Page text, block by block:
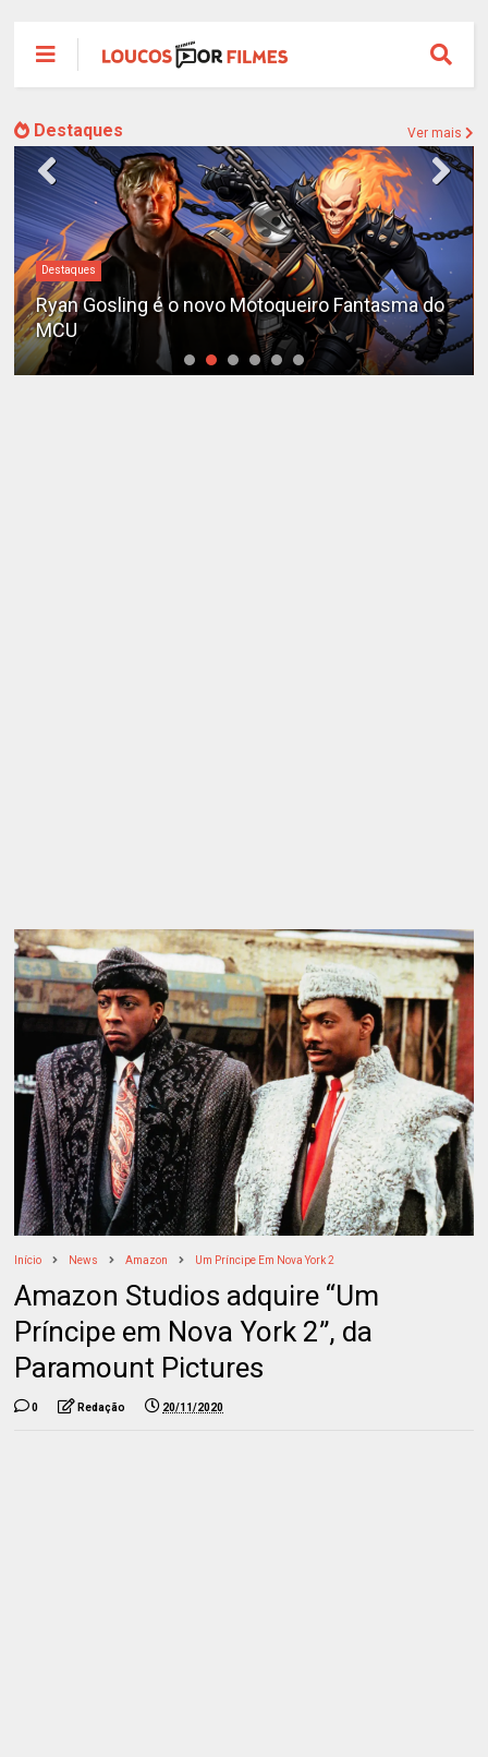
Destaques Ver mais
Destaques
Ryan Gosling é o novo Motoqueiro Fantasma do
MCU
Início News Amazon Um Príncipe Em Nova York 2
Amazon Studios adquire “Um
Príncipe em Nova York 2”, da
Paramount Pictures
0 Redação 20/11/2020